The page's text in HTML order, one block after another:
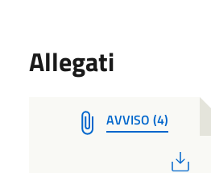
Allegati
AVVISO (4)